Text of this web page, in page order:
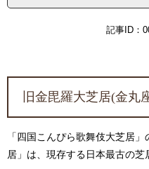
記事ID：
旧金毘羅大芝居(金丸
「四国こんぴら歌舞伎大芝居
居」は、現存する日本最古の芝